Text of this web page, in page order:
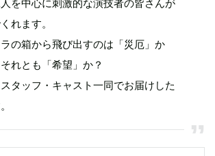
を中心に刺激的な演技者の皆さんが
れます。
の箱から飛び出すのは「災厄」か
それとも「希望」か？
タッフ・キャスト一同でお届けした